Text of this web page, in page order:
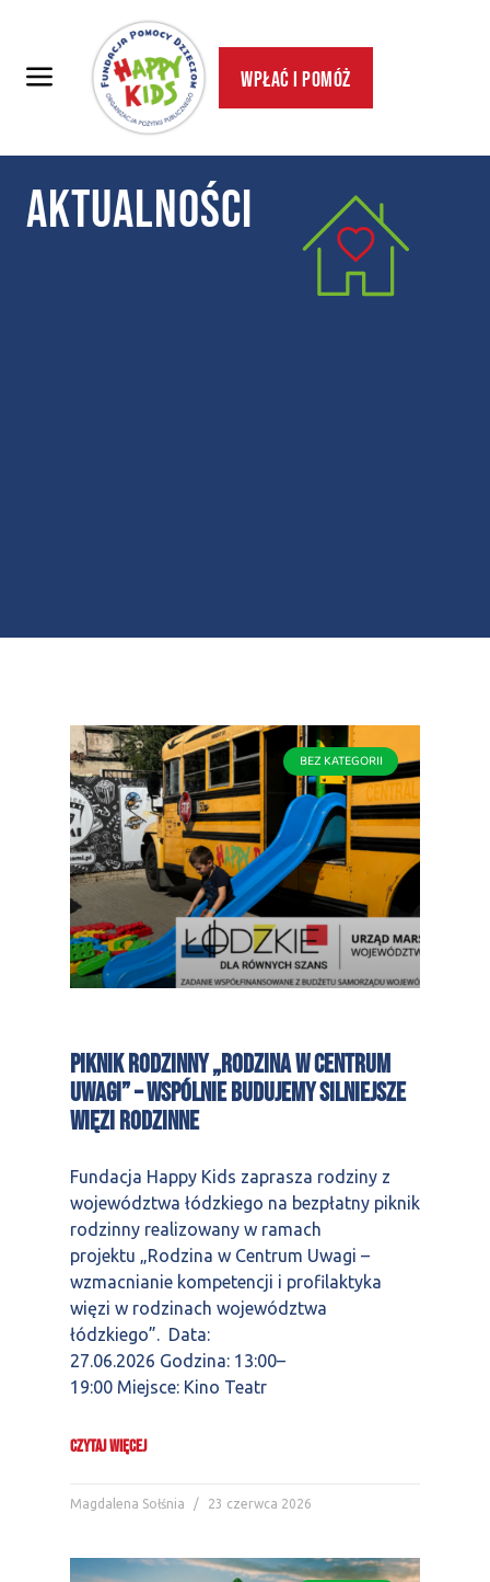
Wpłać i pomóż
aktualności
BEZ KATEGORII
Piknik rodzinny „Rodzina w Centrum
Uwagi” – wspólnie budujemy silniejsze
więzi rodzinne
Fundacja Happy Kids zaprasza rodziny z
województwa łódzkiego na bezpłatny piknik
rodzinny realizowany w ramach
projektu „Rodzina w Centrum Uwagi –
wzmacnianie kompetencji i profilaktyka
więzi w rodzinach województwa
łódzkiego”. Data:
27.06.2026 Godzina: 13:00–
19:00 Miejsce: Kino Teatr
CZYTAJ WIĘCEJ
Magdalena Sołśnia 23 czerwca 2026